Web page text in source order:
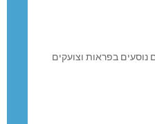
בפראות וצועקים